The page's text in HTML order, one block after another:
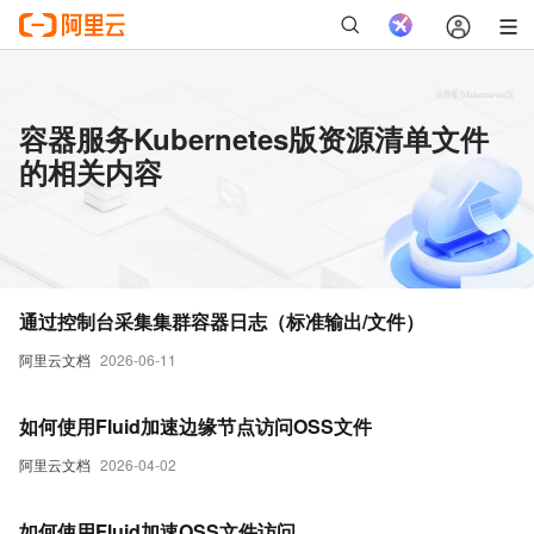
容器服务Kubernetes版资源清单文件
的相关内容
阿里云文档 2026-06-11
通过控制台采集集群容器日志（标准输出/文件）
阿里云文档 2026-04-02
如何使用Fluid加速边缘节点访问OSS文件